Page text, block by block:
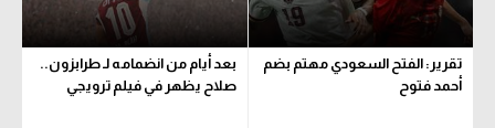
تقرير: الفتح السعودي مهتم بضم
أحمد فتوح
بعد أيام من انضمامه لـ طرابزون..
صلاح يظهر في فيلم ترويجي